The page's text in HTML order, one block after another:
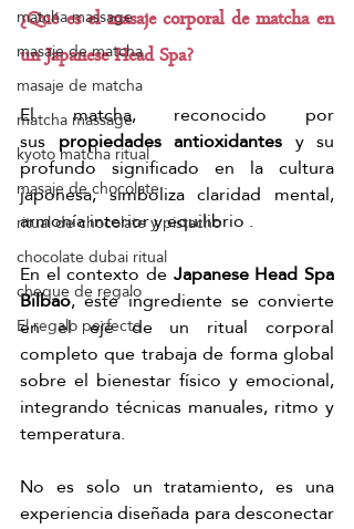
matcha massage
masaje de matcha
masaje de matcha
matcha massage
kyoto matcha ritual
masaje de chocolate
ritual de chocolate y pistacho
chocolate dubai ritual
cheque de regalo
El regalo perfecto
¿Qué es el masaje corporal de matcha en
un Japanese Head Spa?
El matcha, reconocido por
sus propiedades antioxidantes y su
profundo significado en la cultura
japonesa, simboliza claridad mental,
armonía interior y equilibrio .
En el contexto de Japanese Head Spa
Bilbao, este ingrediente se convierte
en el eje de un ritual corporal
completo que trabaja de forma global
sobre el bienestar físico y emocional,
integrando técnicas manuales, ritmo y
temperatura.
No es solo un tratamiento, es una
experiencia diseñada para desconectar